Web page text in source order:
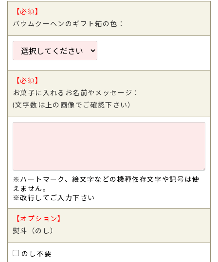
【必須】
バウムクーヘンのギフト箱の色：
【必須】
お菓子に入れるお名前やメッセージ：
(文字数は上の画像でご確認下さい）
※ハートマーク、絵文字などの機種依存文字や記号は使
えません。
※改行してご入力下さい
【オプション】
熨斗（のし）
のし不要